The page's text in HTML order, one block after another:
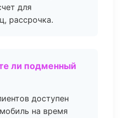
для
рассрочка.
ли подменный
доступен
на время